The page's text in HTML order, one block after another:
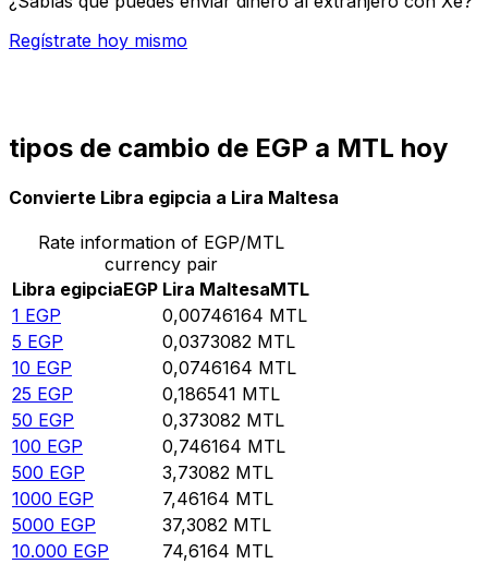
Regístrate hoy mismo
tipos de cambio de EGP a MTL hoy
Convierte Libra egipcia a Lira Maltesa
Rate information of EGP/MTL
currency pair
Libra egipciaEGP Lira MaltesaMTL
1 EGP 0,00746164 MTL
5 EGP 0,0373082 MTL
10 EGP 0,0746164 MTL
25 EGP 0,186541 MTL
50 EGP 0,373082 MTL
100 EGP 0,746164 MTL
500 EGP 3,73082 MTL
1000 EGP 7,46164 MTL
5000 EGP 37,3082 MTL
10.000 EGP 74,6164 MTL